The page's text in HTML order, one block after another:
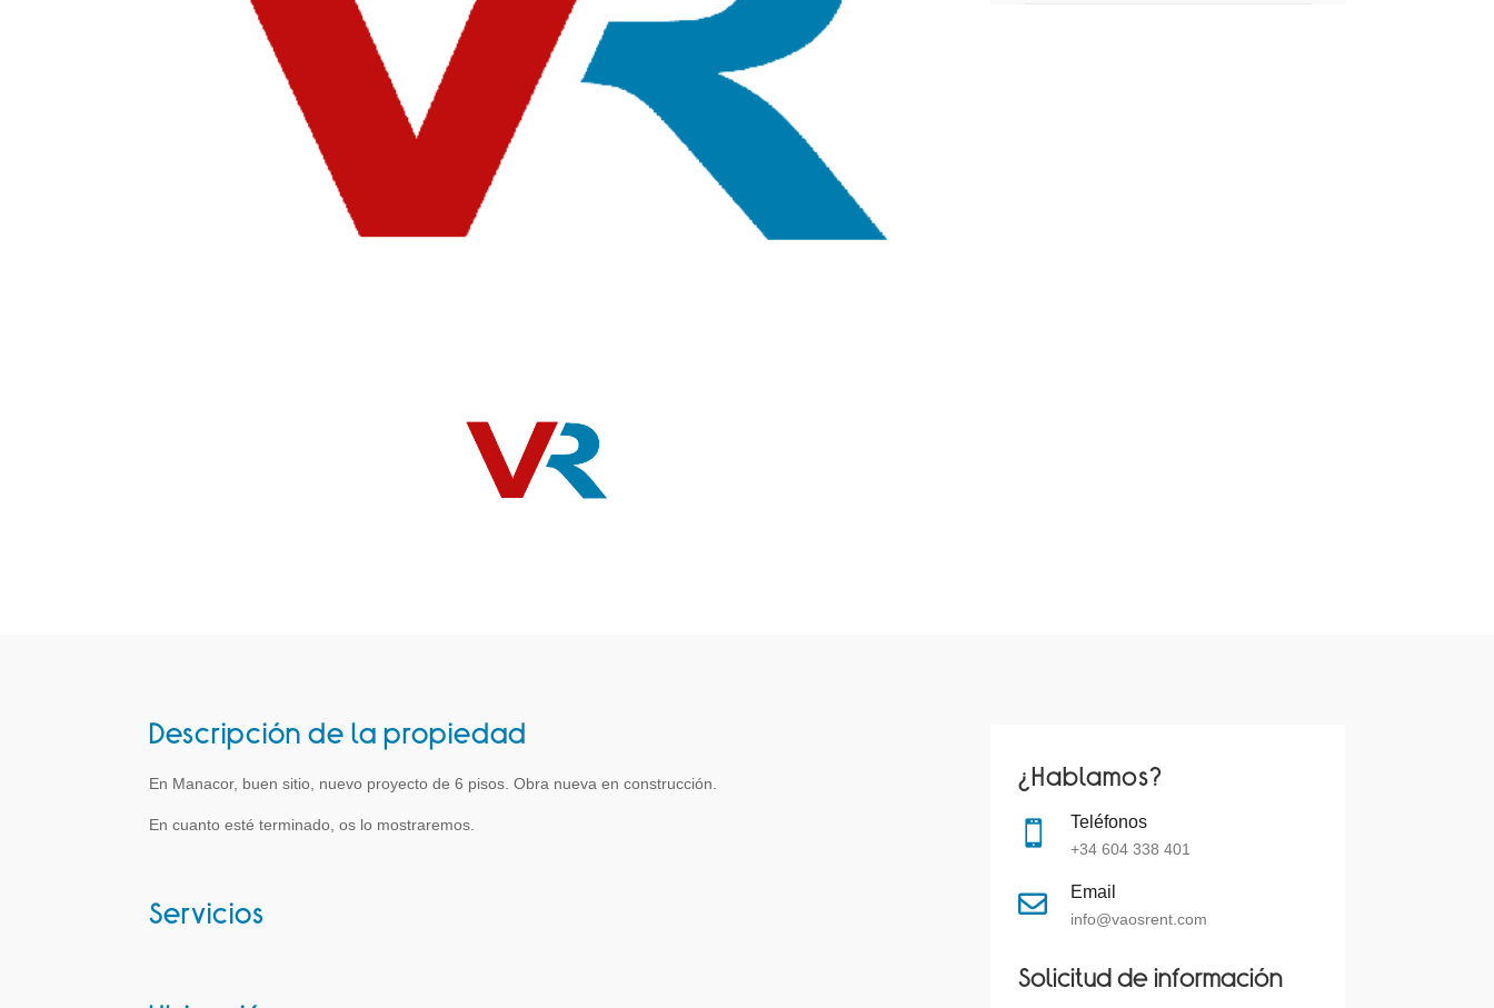
Descripción de la propiedad
En Manacor, buen sitio, nuevo proyecto de 6 pisos. Obra nueva en construcción.
En cuanto esté terminado, os lo mostraremos.
Servicios
¿Hablamos?
 Teléfonos
+34604 338 401
 Email
info@vaosrent.com
Solicitud de información